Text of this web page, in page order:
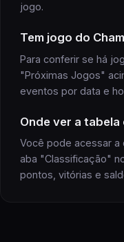
jogo.
Tem jogo do
Para conferir se há
"Próximas Jogos"
eventos por data e
Onde ver a tabela
Você pode acessar a
aba "Classificação"
pontos, vitórias e